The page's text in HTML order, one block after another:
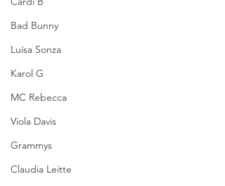
Bad Bunny
Luísa Sonza
Karol G
MC Rebecca
Viola Davis
Grammys
Claudia Leitte